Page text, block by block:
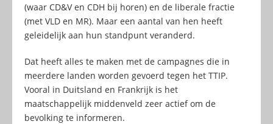
(waar CD&V en CDH bij horen) en de liberale fractie
(met VLD en MR). Maar een aantal van hen heeft
geleidelijk aan hun standpunt veranderd.
Dat heeft alles te maken met de campagnes die in
meerdere landen worden gevoerd tegen het TTIP.
Vooral in Duitsland en Frankrijk is het
maatschappelijk middenveld zeer actief om de
bevolking te informeren.